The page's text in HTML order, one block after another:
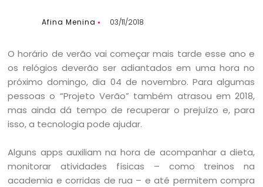
Afina Menina 03/11/2018
O horário de verão vai começar mais tarde esse ano e
os relógios deverão ser adiantados em uma hora no
próximo domingo, dia 04 de novembro. Para algumas
pessoas o “Projeto Verão” também atrasou em 2018,
mas ainda dá tempo de recuperar o prejuízo e, para
isso, a tecnologia pode ajudar.
Alguns apps auxiliam na hora de acompanhar a dieta,
monitorar atividades físicas – como treinos na
academia e corridas de rua – e até permitem compra